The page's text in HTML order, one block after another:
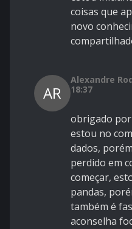
coisas que
novo
AR
Alexandre
18:37
obrigado
estou no
dados,
perdido em
começar,
pandas,
também é
aconselha